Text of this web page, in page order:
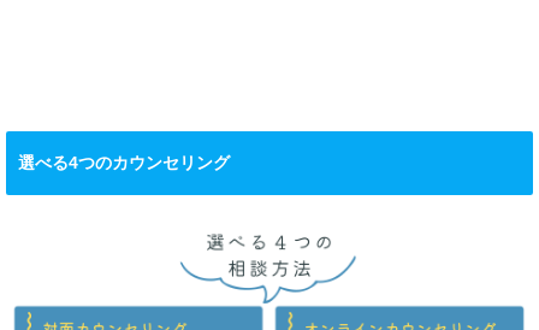
選べる4つのカウンセリング